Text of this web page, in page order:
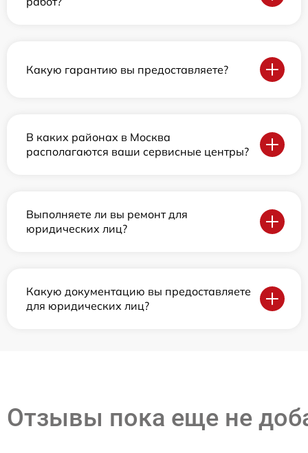
Какую гарантию вы предоставляете?
В каких районах в Москва
располагаются ваши сервисные центры?
Выполняете ли вы ремонт для
юридических лиц?
Какую документацию вы предоставляете
для юридических лиц?
Отзывы пока еще не